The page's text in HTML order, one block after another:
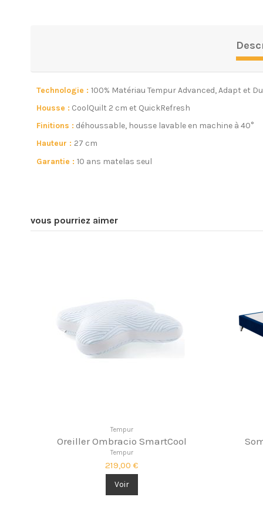
Technologie : 100% Matériau Tempur Advanced, Adapt et
Housse : CoolQuilt 2 cm et QuickRefresh
Finitions : déhoussable, housse lavable en machine à 40°
Hauteur : 27 cm
Garantie : 10 ans matelas seul
vous pourriez aimer
Tempur
Oreiller Ombracio SmartCool
Tempur
219,00 €
Voir